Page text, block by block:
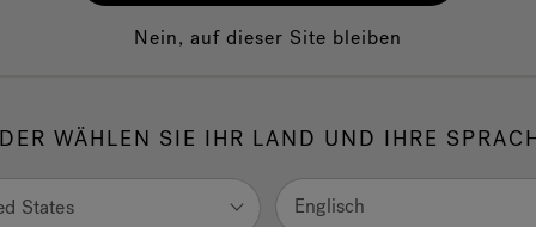
Nein, auf dieser Site bleiben
WÄHLEN SIE IHR LAND UND IHRE
States Englisch